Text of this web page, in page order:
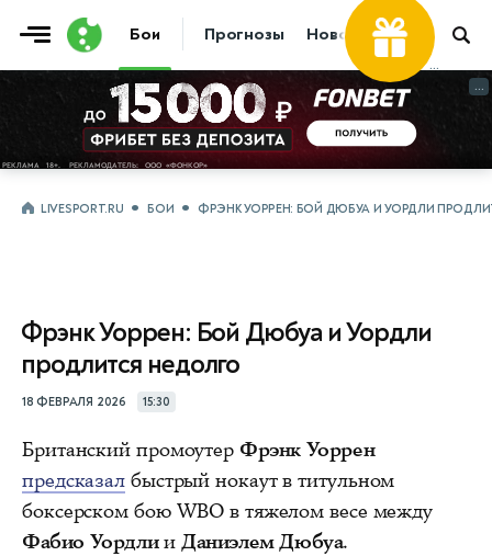
Бои Прогнозы Новости Бокс
...
...
LIVESPORT.RU БОИ ФРЭНК УОРРЕН: БОЙ ДЮБУА И УОРДЛИ
Фрэнк Уоррен: Бой Дюбуа и Уордли
продлится недолго
18 ФЕВРАЛЯ 2026 15:30
Британский промоутер Фрэнк Уоррен
предсказал быстрый нокаут в титульном
боксерском бою WBO в тяжелом весе между
Фабио Уордлии Даниэлем Дюбуа.